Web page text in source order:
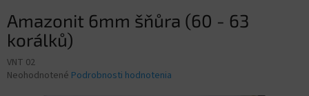
Amazonit 6mm šňůra (60 - 63
korálků)
VNT 02
Priemerné
Neohodnotené Podrobnosti hodnotenia